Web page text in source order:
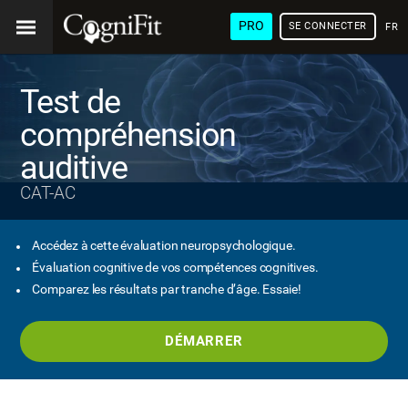
PRO SE CONNECTER
Test de
compréhension
auditive
CAT-AC
Accédez à cette évaluation neuropsychologique.
Évaluation cognitive de vos compétences cognitives.
Comparez les résultats par tranche d’âge. Essaie!
DÉMARRER